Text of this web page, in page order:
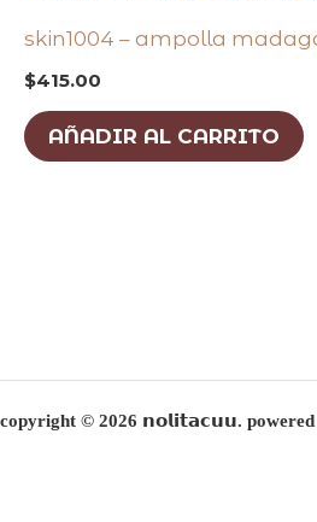
skin1004 – ampolla
$415.00
AÑADIR AL CARRITO
copyright © 2026 𝗻𝗼𝗹𝗶𝘁𝗮𝗰𝘂𝘂.